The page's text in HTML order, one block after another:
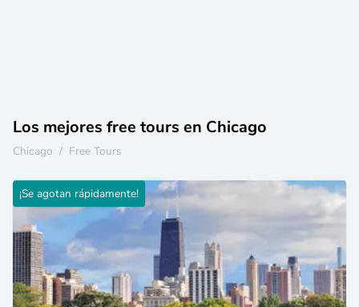
Los mejores free tours en Chicago
Chicago / Free Tours
¡Se agotan rápidamente!